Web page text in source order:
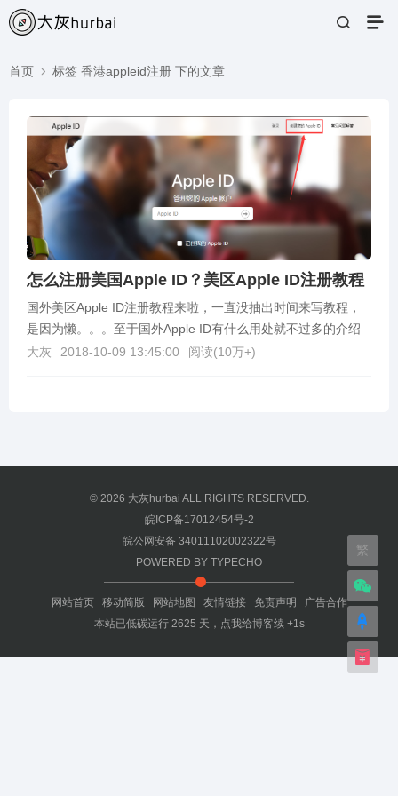
首页 标签 香港appleid注册 下的文章
怎么注册美国Apple ID？美区Apple ID注册教程
国外美区Apple ID注册教程来啦，一直没抽出时间来写教程，
是因为懒。。。至于国外Apple ID有什么用处就不过多的介绍
了，需要的人自然是知道，不知道的百度...
大灰 2018-10-09 13:45:00 阅读(10万+)
© 2026 大灰hurbai ALL RIGHTS RESERVED.
皖ICP备17012454号-2
皖公网安备 34011102002322号
POWERED BY TYPECHO
网站首页 移动简版 网站地图 友情链接 免责声明
广告合作
本站已低碳运行2625 天， 点我给博客续 +1s
繁